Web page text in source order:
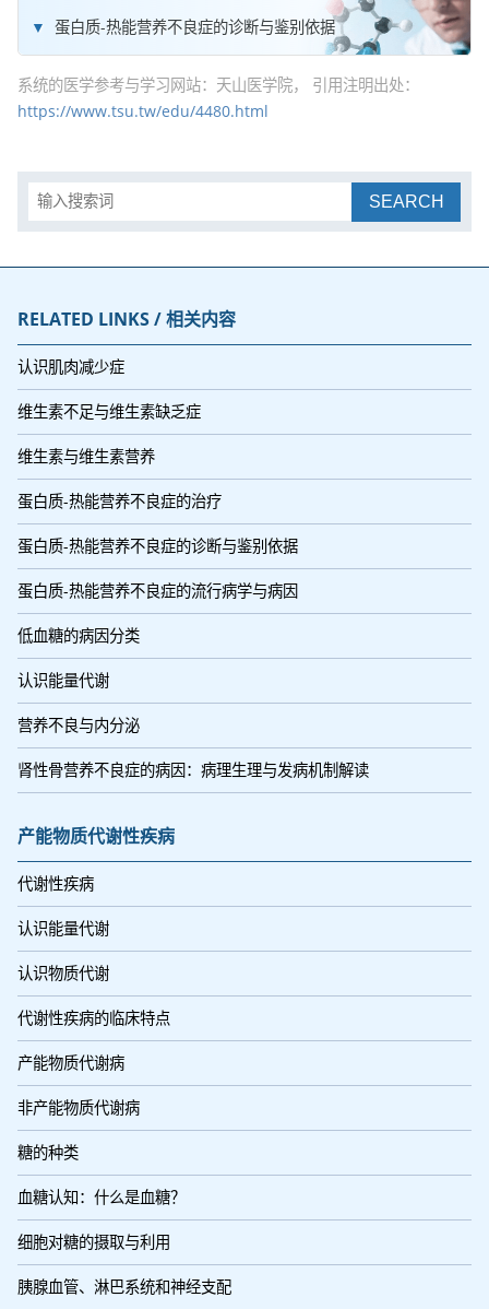
蛋白质-热能营养不良症的诊断与鉴别依据
系统的医学参考与学习网站：天山医学院， 引用注明出处：
https://www.tsu.tw/edu/4480.html
SEARCH
RELATED LINKS / 相关内容
认识肌肉减少症
维生素不足与维生素缺乏症
维生素与维生素营养
蛋白质-热能营养不良症的治疗
蛋白质-热能营养不良症的诊断与鉴别依据
蛋白质-热能营养不良症的流行病学与病因
低血糖的病因分类
认识能量代谢
营养不良与内分泌
肾性骨营养不良症的病因：病理生理与发病机制解读
产能物质代谢性疾病
代谢性疾病
认识能量代谢
认识物质代谢
代谢性疾病的临床特点
产能物质代谢病
非产能物质代谢病
糖的种类
血糖认知：什么是血糖？
细胞对糖的摄取与利用
胰腺血管、淋巴系统和神经支配